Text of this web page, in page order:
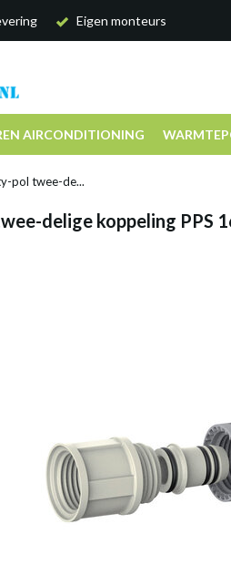
Eigen monteurs
AIRCONDITIONING
pol twee-de...
delige koppeling PPS